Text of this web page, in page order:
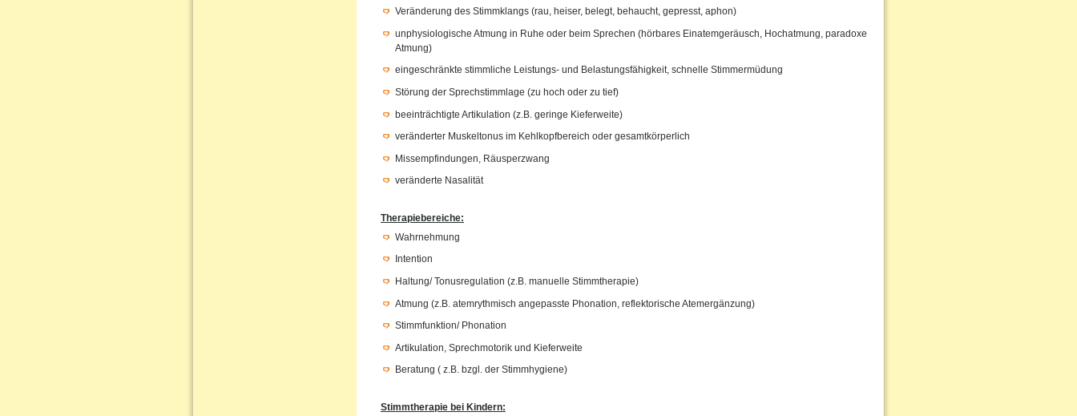
Veränderung des Stimmklangs (rau, heiser, belegt, behaucht, gepresst, aphon)
unphysiologische Atmung in Ruhe oder beim Sprechen (hörbares Einatemgeräusch, Hochatmung, paradoxe
Atmung)
eingeschränkte stimmliche Leistungs- und Belastungsfähigkeit, schnelle Stimmermüdung
Störung der Sprechstimmlage (zu hoch oder zu tief)
beeinträchtigte Artikulation (z.B. geringe Kieferweite)
veränderter Muskeltonus im Kehlkopfbereich oder gesamtkörperlich
Missempfindungen, Räusperzwang
veränderte Nasalität
Therapiebereiche:
Wahrnehmung
Intention
Haltung/ Tonusregulation (z.B. manuelle Stimmtherapie)
Atmung (z.B. atemrythmisch angepasste Phonation, reflektorische Atemergänzung)
Stimmfunktion/ Phonation
Artikulation, Sprechmotorik und Kieferweite
Beratung ( z.B. bzgl. der Stimmhygiene)
Stimmtherapie bei Kindern: